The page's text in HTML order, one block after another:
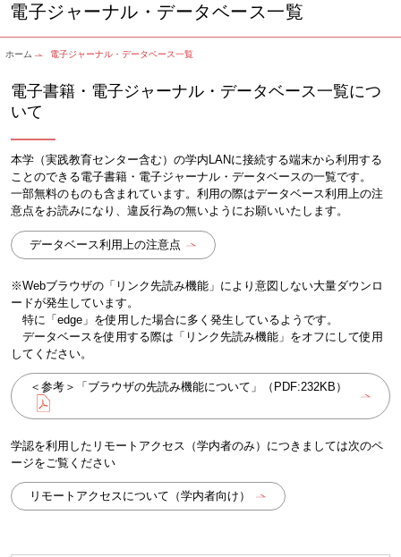
電子ジャーナル・データベース一覧
ホーム 電子ジャーナル・データベース一覧
電子書籍・電子ジャーナル・データベース一覧につ
いて
本学（実践教育センター含む）の学内LANに接続する端末から利用する
ことのできる電子書籍・電子ジャーナル・データベースの一覧です。
一部無料のものも含まれています。利用の際はデータベース利用上の注
意点をお読みになり、違反行為の無いようにお願いいたします。
データベース利用上の注意点
※Webブラウザの「リンク先読み機能」により意図しない大量ダウンロ
ードが発生しています。
特に「edge」を使用した場合に多く発生しているようです。
データベースを使用する際は「リンク先読み機能」をオフにして使用
してください。
＜参考＞「ブラウザの先読み機能について」（PDF:232KB）
学認を利用したリモートアクセス（学内者のみ）につきましては次のペ
ージをご覧ください
リモートアクセスについて（学内者向け）